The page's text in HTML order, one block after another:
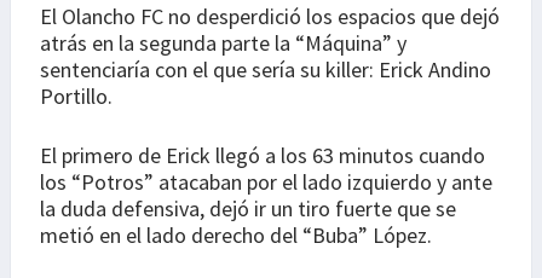
El Olancho FC no desperdició los espacios que dejó
atrás en la segunda parte la “Máquina” y
sentenciaría con el que sería su killer: Erick Andino
Portillo.
El primero de Erick llegó a los 63 minutos cuando
los “Potros” atacaban por el lado izquierdo y ante
la duda defensiva, dejó ir un tiro fuerte que se
metió en el lado derecho del “Buba” López.